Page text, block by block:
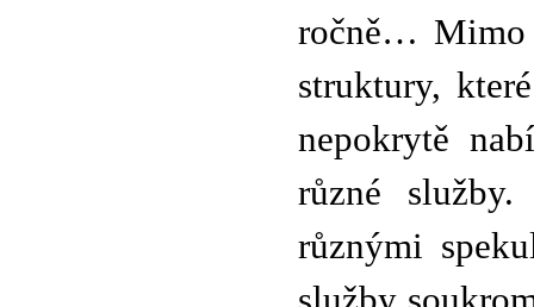
ročně… Mimo
struktury,
nepokrytě
různé
různými